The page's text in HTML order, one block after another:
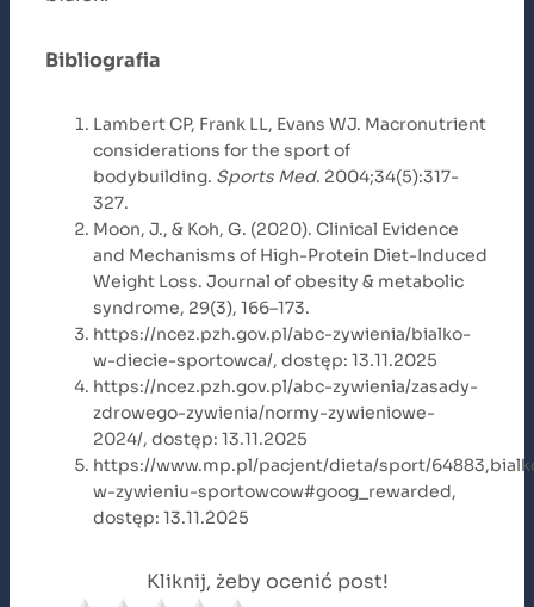
Bibliografia
Lambert CP, Frank LL, Evans WJ. Macronutrient
considerations for the sport of
bodybuilding. Sports Med. 2004;34(5):317-
327.
Moon, J., & Koh, G. (2020). Clinical Evidence
and Mechanisms of High-Protein Diet-Induced
Weight Loss. Journal of obesity & metabolic
syndrome, 29(3), 166–173.
https://ncez.pzh.gov.pl/abc-zywienia/bialko-
w-diecie-sportowca/, dostęp: 13.11.2025
https://ncez.pzh.gov.pl/abc-zywienia/zasady-
zdrowego-zywienia/normy-zywieniowe-
2024/, dostęp: 13.11.2025
https://www.mp.pl/pacjent/dieta/sport/
w-zywieniu-sportowcow#goog_rewarded,
dostęp: 13.11.2025
Kliknij, żeby ocenić post!